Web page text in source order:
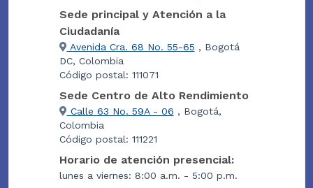
Sede principal y Atención a la
Ciudadanía
Avenida Cra. 68 No. 55-65 , Bogotá
DC, Colombia
Código postal: 111071
Sede Centro de Alto Rendimiento
Calle 63 No. 59A - 06 , Bogotá,
Colombia
Código postal: 111221
Horario de atención presencial:
lunes a viernes: 8:00 a.m. - 5:00 p.m.